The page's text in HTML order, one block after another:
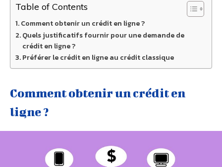
Table of Contents
Comment obtenir un crédit en ligne ?
Quels justificatifs fournir pour une demande de
crédit en ligne ?
Préférer le crédit en ligne au crédit classique
Comment obtenir un crédit en
ligne ?